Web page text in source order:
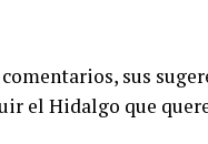
sus
el Hidalgo que